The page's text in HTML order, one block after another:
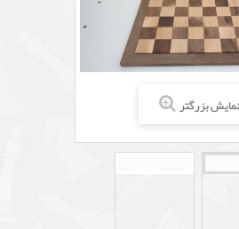
نمایش بزرگتر